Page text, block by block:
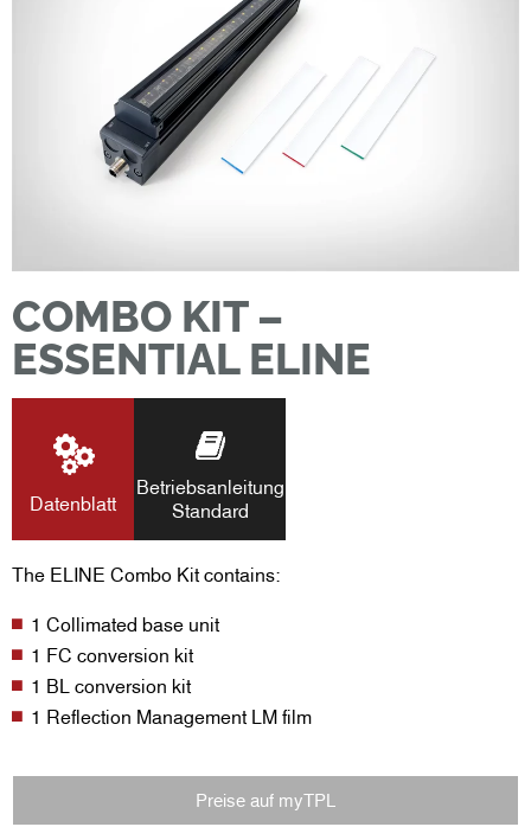
COMBO KIT –
ESSENTIAL ELINE
Datenblatt
Betriebsanleitung
Standard
The ELINE Combo Kit contains:
1 Collimated base unit
1 FC conversion kit
1 BL conversion kit
1 Reflection Management LM film
Preise auf myTPL